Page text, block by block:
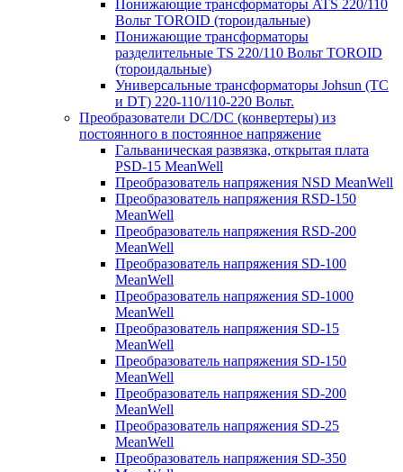
Понижающие трансформаторы ATS 220/110
Вольт TOROID (тороидальные)
Понижающие трансформаторы
разделительные TS 220/110 Вольт TOROID
(тороидальные)
Универсальные трансформаторы Johsun (TС
и DT) 220-110/110-220 Вольт.
Преобразователи DC/DC (конвертеры) из
постоянного в постоянное напряжение
Гальваническая развязка, открытая плата
PSD-15 MeanWell
Преобразователь напряжения NSD MeanWell
Преобразователь напряжения RSD-150
MeanWell
Преобразователь напряжения RSD-200
MeanWell
Преобразователь напряжения SD-100
MeanWell
Преобразователь напряжения SD-1000
MeanWell
Преобразователь напряжения SD-15
MeanWell
Преобразователь напряжения SD-150
MeanWell
Преобразователь напряжения SD-200
MeanWell
Преобразователь напряжения SD-25
MeanWell
Преобразователь напряжения SD-350